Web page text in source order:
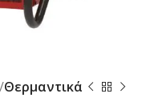
Θερμαντικά